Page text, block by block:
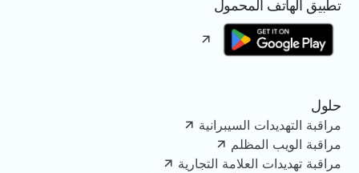
تطبيق الهاتف المحمول
حلول
مراقبة التهديدات السيبرانية
مراقبة الويب المظلم
مراقبة تهديدات العلامة التجارية